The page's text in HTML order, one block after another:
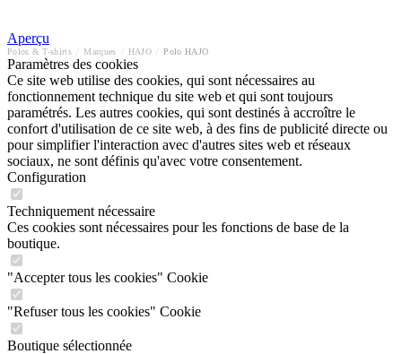
Aperçu
Polos & T-shirts Marques HAJO Polo HAJO
Paramètres des cookies
Ce site web utilise des cookies, qui sont nécessaires au
fonctionnement technique du site web et qui sont toujours
paramétrés. Les autres cookies, qui sont destinés à accroître le
confort d'utilisation de ce site web, à des fins de publicité directe ou
pour simplifier l'interaction avec d'autres sites web et réseaux
sociaux, ne sont définis qu'avec votre consentement.
Configuration
Techniquement nécessaire
Ces cookies sont nécessaires pour les fonctions de base de la
boutique.
"Accepter tous les cookies" Cookie
"Refuser tous les cookies" Cookie
Boutique sélectionnée